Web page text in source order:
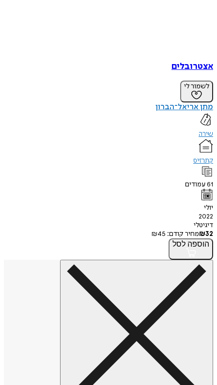
אצטרובלים
לשמור לי
מתן אריאל־הברון
שירה
קתרזיס
61עמודים
יולי
2022
דיגיטלי
₪32 מחיר קודם: ₪45
הוספה לסל